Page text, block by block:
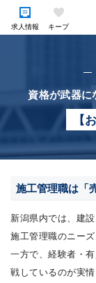
求人情報 キープ
資格が武器に
【
施工管理職は「
新潟県内では、建
施工管理職のニー
一方で、経験者・
戦しているのが実情